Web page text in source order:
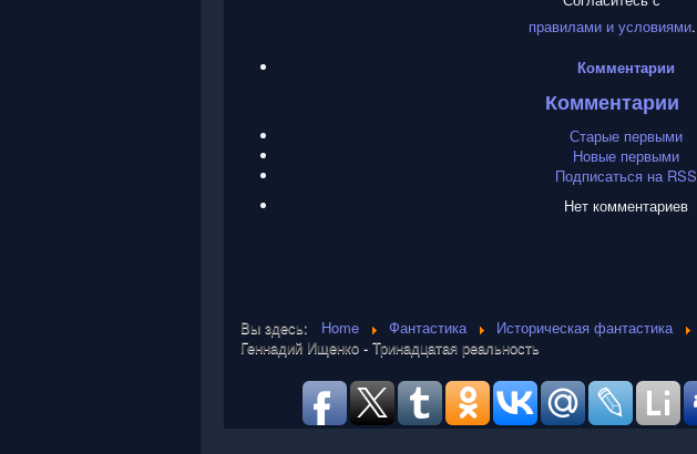
правилами и условиями.
Комментарии
Комментарии
Старые первыми
Новые первыми
Подписаться на RSS
Нет комментариев
Вы здесь: Home Фантастика
Историческая фантастика
Геннадий Ищенко - Тринадцатая реальность